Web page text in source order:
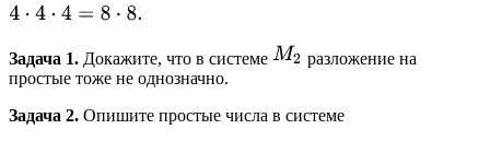
Задача 1. Докажите, что в системе
разложение на
простые тоже не однозначно.
Задача 2. Опишите простые числа в системе